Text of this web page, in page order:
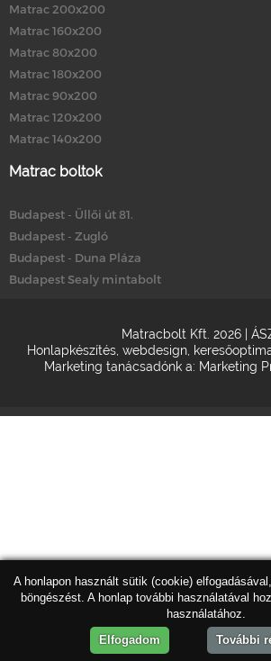
Matrac 200x200
Matrac 160x200
Matrac 80x200
Matrac 180x200
Matrac 90x200
Matrac 120x200
Matrac 140x200
Matrac boltok
Budapest - Üllői út 81.
Budapest - Zugló
Budapest - Duna Pláza
Budapest Sealy mintabolt
Matracbolt Kft. 2026 |
Honlapkészítés webdesign
Marketing tanácsadónk a: Marketing
A honlapon használt sütik (cookie)
böngészést. A honlap további használatával
használatához.
Elfogadom
További